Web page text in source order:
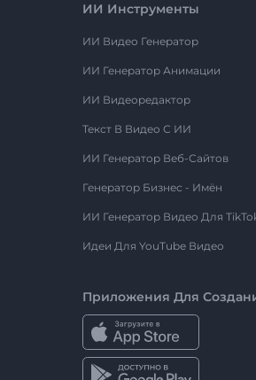
ИИ Инструменты
ИИ Видео Генератор
ИИ Генератор Анимации
ИИ Видеоредактор
Текст В Видео С ИИ
ИИ Генератор Веб-Сайтов
Генератор Бизнес - Имён
ИИ Генератор Видео Для
Идеи Для YouTube Видео
Приложения Для